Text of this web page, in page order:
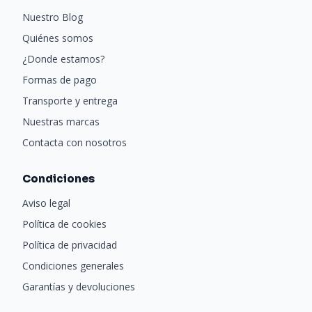
Google Voice Assistant: disfruta de las ventajas del
Chromecast integrado para enviar contenido de
Procesador Quad Core de cuatro núcleos que
HBBTV: plataforma de emisión de contenidos bajo
radiodifusión y banda ancha.
Screen Mirroring: muestra la pantalla de tu móvil o
tablet en tu televisor.
Wifi & Bluetooth: conexión rápida y sencilla a la red u
otros dispositivos.
Nuestro Blog
Quiénes somos
¿Donde estamos?
Formas de pago
Transporte y entrega
Nuestras marcas
Contacta con nosotros
Condiciones
Aviso legal
Política de cookies
Política de privacidad
Condiciones generales
Garantías y devoluciones